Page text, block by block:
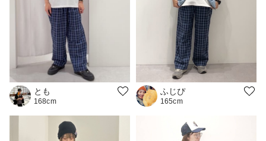
とも
168cm
ふじぴ
165cm